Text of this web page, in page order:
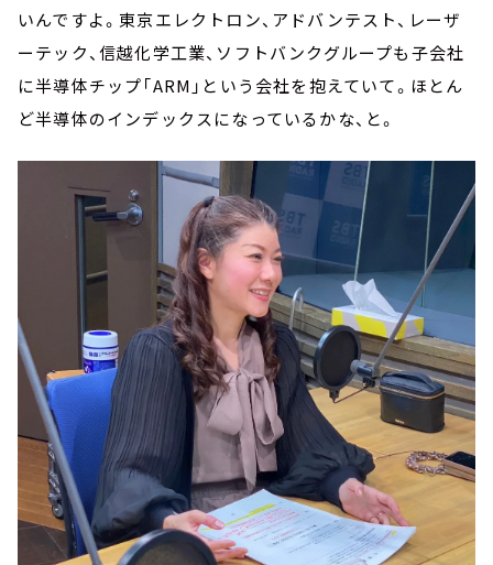
いんですよ。東京エレクトロン、アドバンテスト、レーザ
ーテック、信越化学工業、ソフトバンクグループも子会社
に半導体チップ「ARM」という会社を抱えていて。ほとん
ど半導体のインデックスになっているかな、と。